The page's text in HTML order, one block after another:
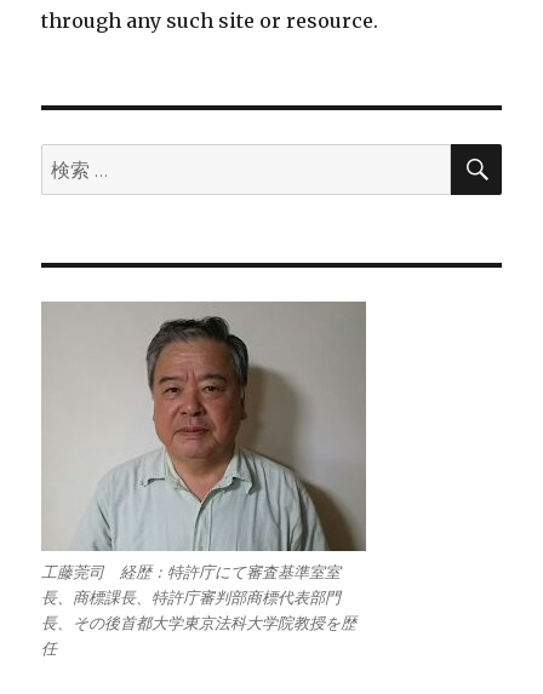
through any such site or resource.
検
索:
検
工藤莞司 経歴：特許庁にて審査基準室室
長、商標課長、特許庁審判部商標代表部門
長、その後首都大学東京法科大学院教授を歴
任